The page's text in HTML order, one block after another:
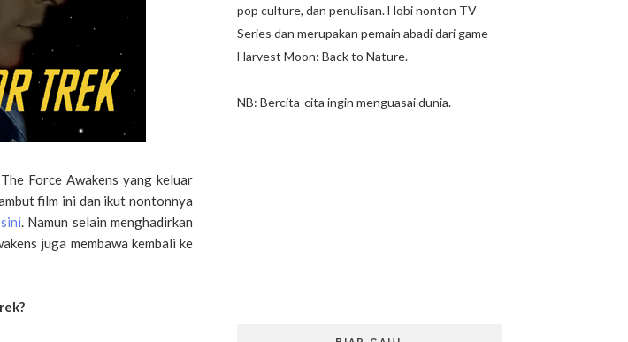
Force Awakens yang keluar
film ini dan ikut nontonnya
. Namun selain menghadirkan
juga membawa kembali ke
pop culture, dan penulisan. Hobi nonton TV
Series dan merupakan pemain abadi dari game
Harvest Moon: Back to Nature.
NB: Bercita-cita ingin menguasai dunia.